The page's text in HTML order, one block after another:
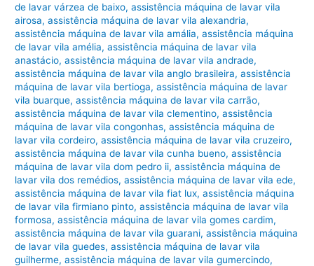
de lavar várzea de baixo,assistência máquina de lavar vila
airosa,assistência máquina de lavar vila alexandria,
assistência máquina de lavar vila amália,assistência máquina
de lavar vila amélia,assistência máquina de lavar vila
anastácio,assistência máquina de lavar vila andrade,
assistência máquina de lavar vila anglo brasileira,assistência
máquina de lavar vila bertioga,assistência máquina de lavar
vila buarque,assistência máquina de lavar vila carrão,
assistência máquina de lavar vila clementino,assistência
máquina de lavar vila congonhas,assistência máquina de
lavar vila cordeiro,assistência máquina de lavar vila cruzeiro,
assistência máquina de lavar vila cunha bueno,assistência
máquina de lavar vila dom pedro ii,assistência máquina de
lavar vila dos remédios,assistência máquina de lavar vila ede,
assistência máquina de lavar vila fiat lux,assistência máquina
de lavar vila firmiano pinto,assistência máquina de lavar vila
formosa,assistência máquina de lavar vila gomes cardim,
assistência máquina de lavar vila guarani,assistência máquina
de lavar vila guedes,assistência máquina de lavar vila
guilherme,assistência máquina de lavar vila gumercindo,